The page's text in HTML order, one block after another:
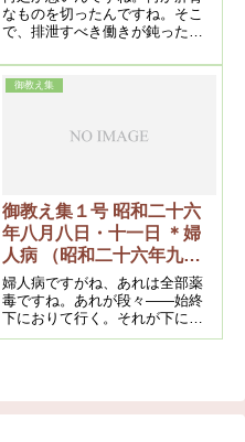
なものを切ったんですね。そこ
で、排泄すべき働きが鈍ったん
が、つまり溶け難くくなって出
ないんですね。固まりはそう言
御教え集
御教え集１号 昭和二十六
年八月八日・十一日 ＊婦
人病 （昭和二十六年九月
二十日）
婦人病ですがね、あれは全部薬
毒ですね。あれが段々——始終
下におりて行く。それが下に溜
る原因は簡単なものです。それ
でも大したものですね